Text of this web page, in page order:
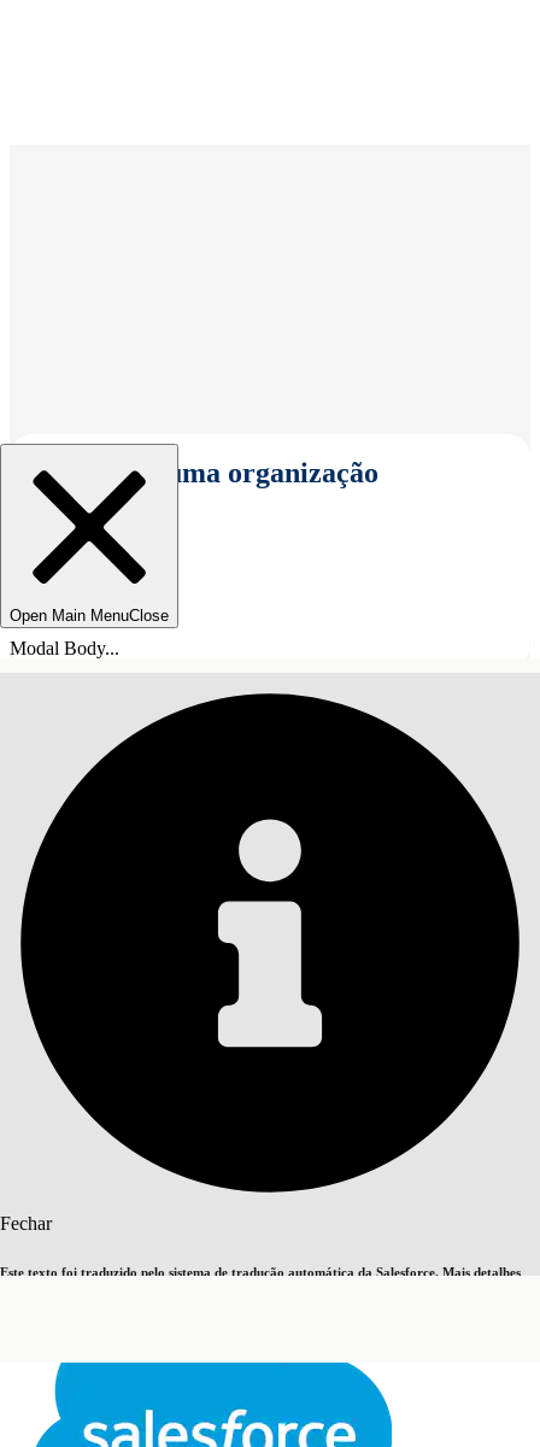
Selecionar uma organização
Open Main MenuClose
Modal Body...
Fechar
Este texto foi traduzido pelo sistema de tradução automática da Salesforce. Mais detalhes
ÍNDICE
Pesquisar